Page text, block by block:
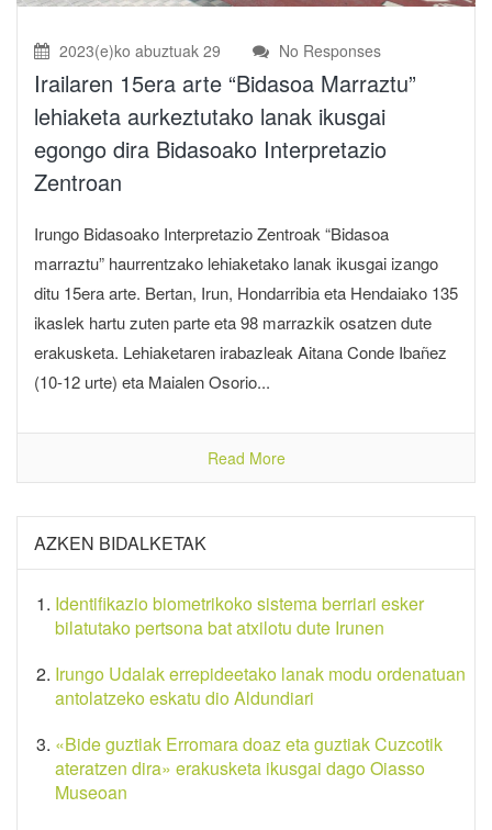
2023(e)ko abuztuak 29 No Responses
Irailaren 15era arte “Bidasoa Marraztu”
lehiaketa aurkeztutako lanak ikusgai
egongo dira Bidasoako Interpretazio
Zentroan
Irungo Bidasoako Interpretazio Zentroak “Bidasoa
marraztu” haurrentzako lehiaketako lanak ikusgai izango
ditu 15era arte. Bertan, Irun, Hondarribia eta Hendaiako 135
ikaslek hartu zuten parte eta 98 marrazkik osatzen dute
erakusketa. Lehiaketaren irabazleak Aitana Conde Ibañez
(10-12 urte) eta Maialen Osorio...
Read More
AZKEN BIDALKETAK
Identifikazio biometrikoko sistema berriari esker
bilatutako pertsona bat atxilotu dute Irunen
Irungo Udalak errepideetako lanak modu ordenatuan
antolatzeko eskatu dio Aldundiari
«Bide guztiak Erromara doaz eta guztiak Cuzcotik
ateratzen dira» erakusketa ikusgai dago Oiasso
Museoan